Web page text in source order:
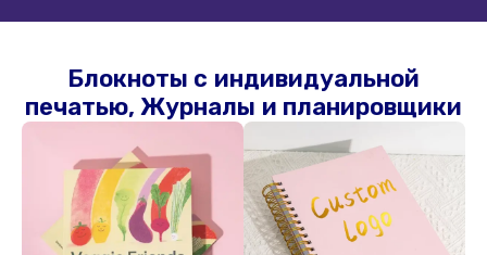
Блокноты с индивидуальной
печатью, Журналы и планировщики